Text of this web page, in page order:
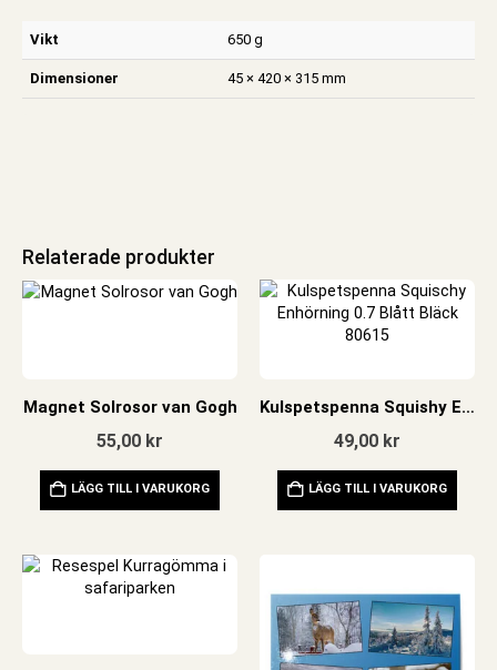
Vikt 650 g
Dimensioner 45 × 420 × 315 mm
Relaterade produkter
Magnet Solrosor van Gogh
55,00 kr
LÄGG TILL I VARUKORG
Kulspetspenna Squishy Enhörning 0.7 Blått Bläck
49,00 kr
LÄGG TILL I VARUKORG